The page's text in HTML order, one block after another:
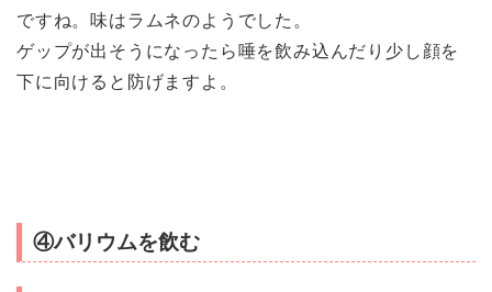
ですね。味はラムネのようでした。
ゲップが出そうになったら唾を飲み込んだり少し顔を
下に向けると防げますよ。
④バリウムを飲む